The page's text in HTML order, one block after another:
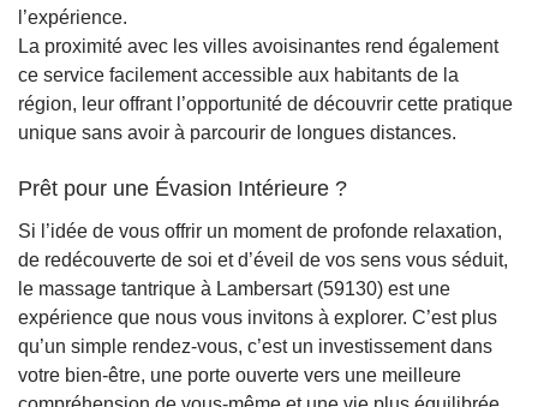
l’expérience.
La proximité avec les villes avoisinantes rend également
ce service facilement accessible aux habitants de la
région, leur offrant l’opportunité de découvrir cette pratique
unique sans avoir à parcourir de longues distances.
Prêt pour une Évasion Intérieure ?
Si l’idée de vous offrir un moment de profonde relaxation,
de redécouverte de soi et d’éveil de vos sens vous séduit,
le massage tantrique à Lambersart (59130) est une
expérience que nous vous invitons à explorer. C’est plus
qu’un simple rendez-vous, c’est un investissement dans
votre bien-être, une porte ouverte vers une meilleure